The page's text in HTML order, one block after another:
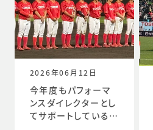
おう。 ≪12月31日≫
桐蔭学園ラグビーフ
ァミリー。昨年の3年
生が花園初戦に駆け
つけてくれました。 あ
2026年06月12日
今年度もパフォーマ
ンスダイレクターとし
てサポートしているト